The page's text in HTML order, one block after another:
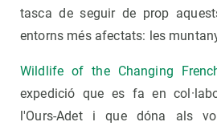
tasca de seguir de prop
entorns més afectats: les
Wildlife of the Changing
expedició que es fa en
l'Ours-Adet i que dóna als